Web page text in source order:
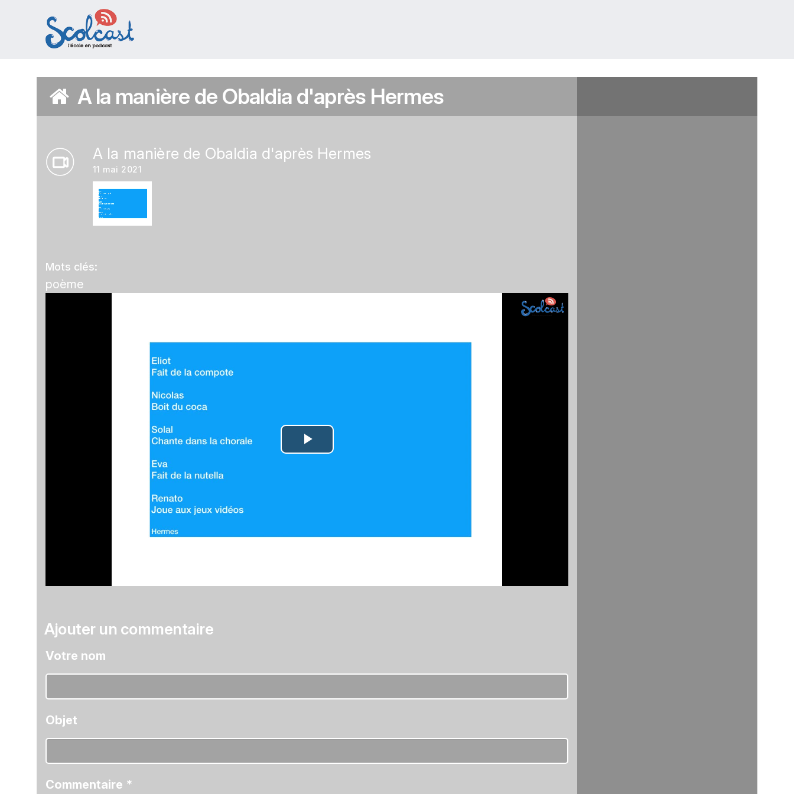
Aller au contenu principal
A la manière de Obaldia d'après Hermes
A la manière de Obaldia d'après Hermes
11 mai 2021
Mots clés:
poème
Play
Ajouter un commentaire
Votre nom
Objet
Commentaire *